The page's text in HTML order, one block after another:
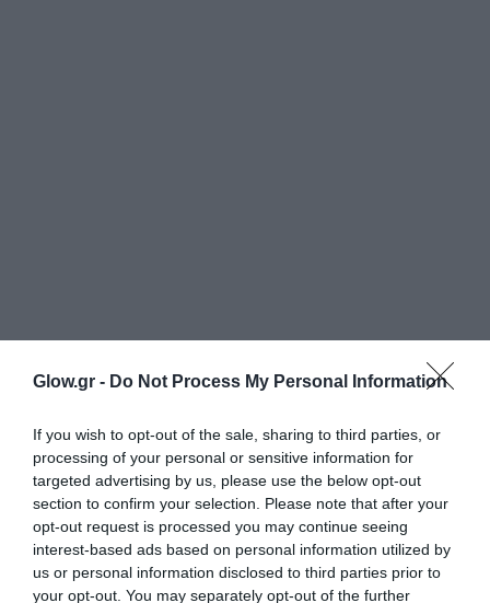
Glow.gr - Do Not Process My Personal Information
If you wish to opt-out of the sale, sharing to third parties, or
processing of your personal or sensitive information for
targeted advertising by us, please use the below opt-out
section to confirm your selection. Please note that after your
opt-out request is processed you may continue seeing
interest-based ads based on personal information utilized by
us or personal information disclosed to third parties prior to
your opt-out. You may separately opt-out of the further